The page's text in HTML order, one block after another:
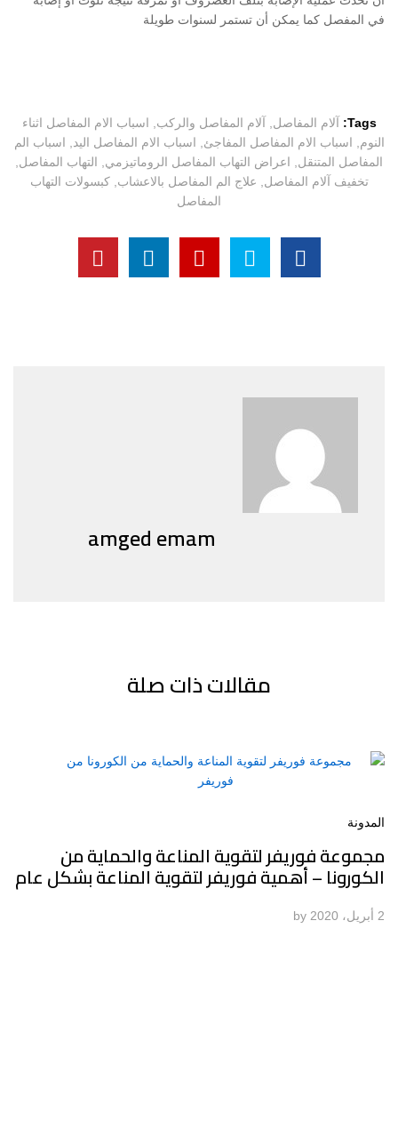
في المفصل كما يمكن أن تستمر لسنوات طويلة
Tags: آلام المفاصل ,آلام المفاصل والركب
اسباب الام المفاصل اثناء
النوم
اسباب الام المفاصل المفاجئ اسباب الام المفاصل اليد
اسباب الم
المفاصل المتنقل
اعراض التهاب المفاصل الروماتيزمي التهاب المفاصل
تخفيف آلام المفاصل
علاج الم المفاصل بالاعشاب ,كبسولات التهاب
المفاصل
amged emam
مقالات ذات صلة
المدونة
مجموعة فوريفر لتقوية المناعة والحماية من
الكورونا – أهمية فوريفر لتقوية المناعة بشكل عام
2 أبريل، 2020